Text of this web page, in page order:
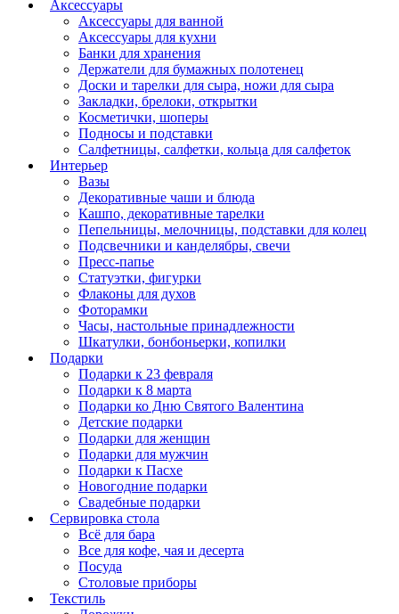
Аксессуары
Аксессуары для ванной
Аксессуары для кухни
Банки для хранения
Держатели для бумажных полотенец
Доски и тарелки для сыра, ножи для сыра
Закладки, брелоки, открытки
Косметички, шоперы
Подносы и подставки
Салфетницы, салфетки, кольца для салфеток
Интерьер
Вазы
Декоративные чаши и блюда
Кашпо, декоративные тарелки
Пепельницы, мелочницы, подставки для колец
Подсвечники и канделябры, свечи
Пресс-папье
Статуэтки, фигурки
Флаконы для духов
Фоторамки
Часы, настольные принадлежности
Шкатулки, бонбоньерки, копилки
Подарки
Подарки к 23 февраля
Подарки к 8 марта
Подарки ко Дню Святого Валентина
Детские подарки
Подарки для женщин
Подарки для мужчин
Подарки к Пасхе
Новогодние подарки
Свадебные подарки
Сервировка стола
Всё для бара
Все для кофе, чая и десерта
Посуда
Столовые приборы
Текстиль